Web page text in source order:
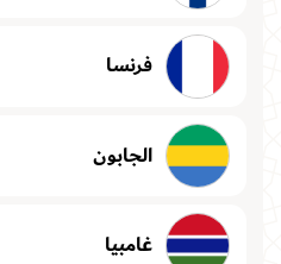
فرنسا
الجابون
غامبيا